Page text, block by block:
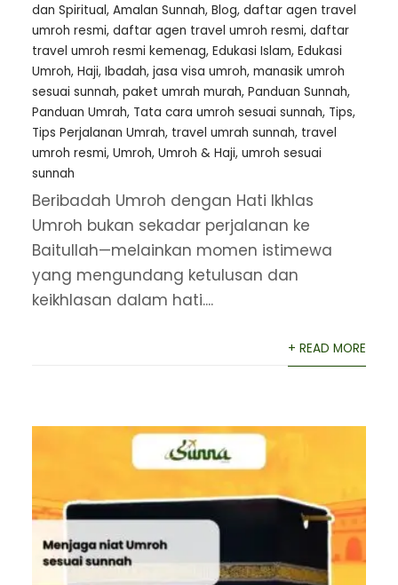
dan Spiritual, Amalan Sunnah, Blog, daftar agen travel
umroh resmi, ⁠daftar agen travel umroh resmi, daftar
travel umroh resmi kemenag, Edukasi Islam, Edukasi
Umroh, Haji, Ibadah, jasa visa umroh, manasik umroh
sesuai sunnah, paket umrah murah, Panduan Sunnah,
Panduan Umrah, Tata cara umroh sesuai sunnah, Tips,
Tips Perjalanan Umrah, travel umrah sunnah, travel
umroh resmi, Umroh, Umroh & Haji, umroh sesuai
sunnah
Beribadah Umroh dengan Hati Ikhlas
Umroh bukan sekadar perjalanan ke
Baitullah—melainkan momen istimewa
yang mengundang ketulusan dan
keikhlasan dalam hati....
+ READ MORE